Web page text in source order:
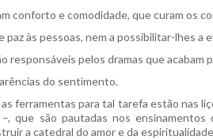
conforto e comodidade, que curam os
às pessoas, nem a possibilitar-lhes a
responsáveis pelos dramas que
do sentimento.
ferramentas para tal tarefa estão nas
que são pautadas nos ensinamentos
a catedral do amor e da